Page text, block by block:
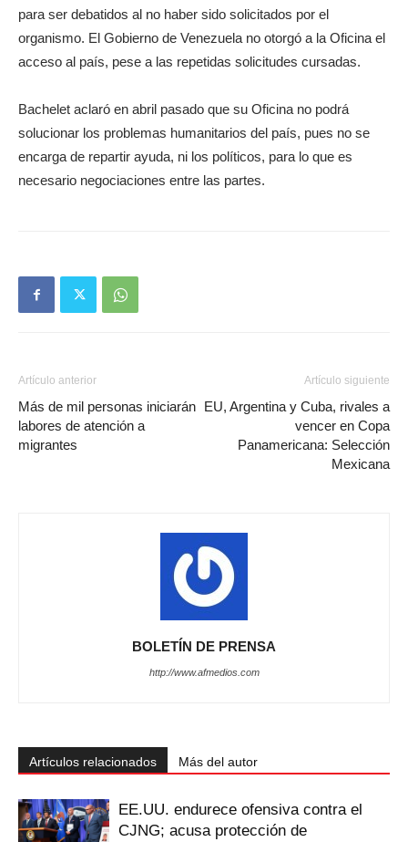
para ser debatidos al no haber sido solicitados por el
organismo. El Gobierno de Venezuela no otorgó a la Oficina el
acceso al país, pese a las repetidas solicitudes cursadas.
Bachelet aclaró en abril pasado que su Oficina no podrá
solucionar los problemas humanitarios del país, pues no se
encarga de repartir ayuda, ni los políticos, para lo que es
necesario negociaciones entre las partes.
Artículo anterior
Más de mil personas iniciarán
labores de atención a
migrantes
Artículo siguiente
EU, Argentina y Cuba, rivales a
vencer en Copa
Panamericana: Selección
Mexicana
BOLETÍN DE PRENSA
http://www.afmedios.com
Artículos relacionados Más del autor
EE.UU. endurece ofensiva contra el
CJNG; acusa protección de